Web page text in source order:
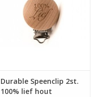
Durable Speenclip 2st.
100% lief hout